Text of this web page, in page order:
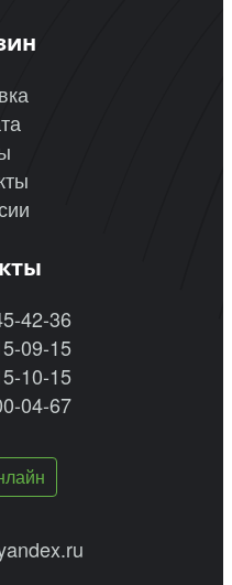
42-36
09-15
10-15
04-67